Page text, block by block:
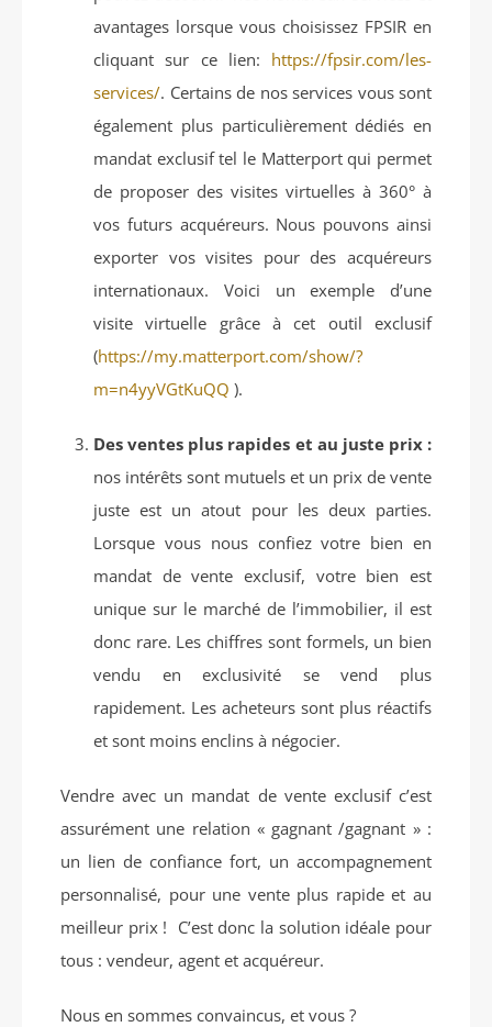
avantages lorsque vous choisissez FPSIR en
cliquant sur ce lien: https://fpsir.com/les-
services/. Certains de nos services vous sont
également plus particulièrement dédiés en
mandat exclusif tel le Matterport qui permet
de proposer des visites virtuelles à 360° à
vos futurs acquéreurs. Nous pouvons ainsi
exporter vos visites pour des acquéreurs
internationaux. Voici un exemple d’une
visite virtuelle grâce à cet outil exclusif
(https://my.matterport.com/show/?
m=n4yyVGtKuQQ ).
Des ventes plus rapides et au juste prix :
nos intérêts sont mutuels et un prix de vente
juste est un atout pour les deux parties.
Lorsque vous nous confiez votre bien en
mandat de vente exclusif, votre bien est
unique sur le marché de l’immobilier, il est
donc rare. Les chiffres sont formels, un bien
vendu en exclusivité se vend plus
rapidement. Les acheteurs sont plus réactifs
et sont moins enclins à négocier.
Vendre avec un mandat de vente exclusif c’est
assurément une relation « gagnant /gagnant » :
un lien de confiance fort, un accompagnement
personnalisé, pour une vente plus rapide et au
meilleur prix ! C’est donc la solution idéale pour
tous : vendeur, agent et acquéreur.
Nous en sommes convaincus, et vous ?